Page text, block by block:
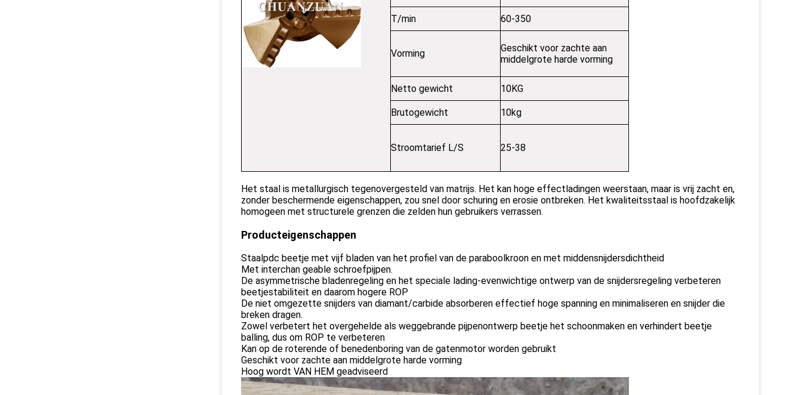
T/min 60-350
Vorming
Geschikt voor zachte aan
middelgrote harde vorming
Netto gewicht 10KG
Brutogewicht 10kg
Stroomtarief L/S 25-38
Het staal is metallurgisch tegenovergesteld van matrijs. Het kan hoge effectladingen weerstaan, maar is vrij zacht en,
zonder beschermende eigenschappen, zou snel door schuring en erosie ontbreken. Het kwaliteitsstaal is hoofdzakelijk
homogeen met structurele grenzen die zelden hun gebruikers verrassen.
Producteigenschappen
Staalpdc beetje met vijf bladen van het profiel van de paraboolkroon en met middensnijdersdichtheid
Met interchan geable schroefpijpen.
De asymmetrische bladenregeling en het speciale lading-evenwichtige ontwerp van de snijdersregeling verbeteren
beetjestabiliteit en daarom hogere ROP
De niet omgezette snijders van diamant/carbide absorberen effectief hoge spanning en minimaliseren en snijder die
breken dragen.
Zowel verbetert het overgehelde als weggebrande pijpenontwerp beetje het schoonmaken en verhindert beetje
balling, dus om ROP te verbeteren
Kan op de roterende of benedenboring van de gatenmotor worden gebruikt
Geschikt voor zachte aan middelgrote harde vorming
Hoog wordt VAN HEM geadviseerd